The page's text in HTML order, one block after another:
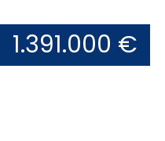
1.391.000 €